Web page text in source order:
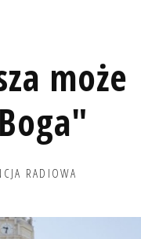
może
RADIOWA